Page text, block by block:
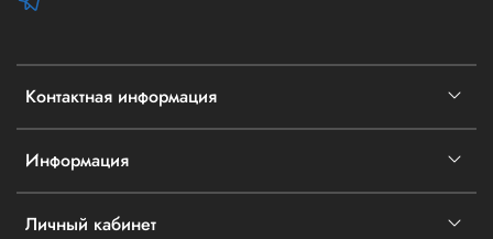
Контактная информация
Информация
Личный кабинет